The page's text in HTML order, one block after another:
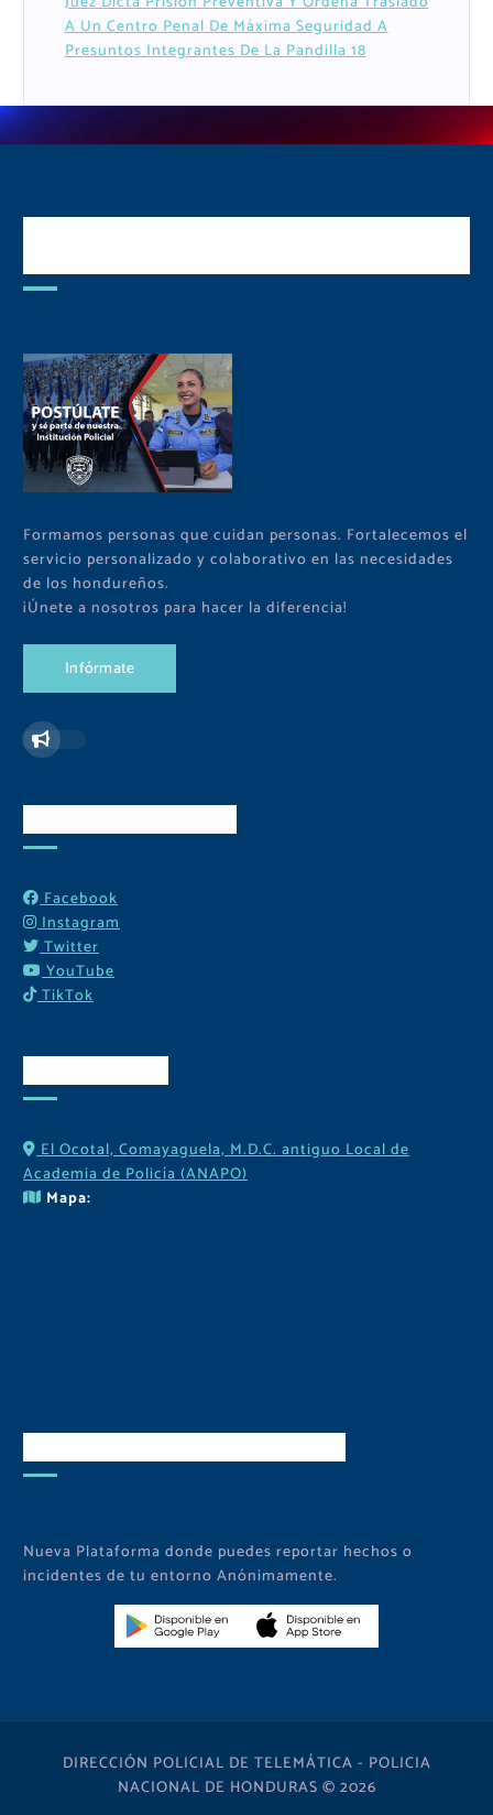
A Un Centro Penal De Máxima Seguridad A
Presuntos Integrantes De La Pandilla 18
Formamos personas que cuidan personas. Fortalecemos el
servicio personalizado y colaborativo en las necesidades
de los hondureños.
¡Únete a nosotros para hacer la diferencia!
Infórmate
Facebook
Instagram
Twitter
YouTube
TikTok
El Ocotal, Comayaguela, M.D.C. antiguo Local de
Academia de Policía (ANAPO)
Mapa:
Nueva Plataforma donde puedes reportar hechos o
incidentes de tu entorno Anónimamente.
DIRECCIÓN POLICIAL DE TELEMÁTICA - POLICIA
NACIONAL DE HONDURAS © 2026